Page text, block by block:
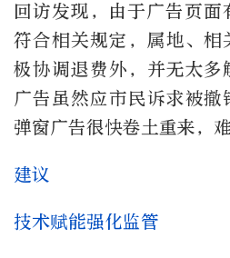
回访发现，由于广告页
符合相关规定，属地、相
极协调退费外，并无太多
广告虽然应市民诉求被撤
弹窗广告很快卷土重来，难
建议
技术赋能强化监管